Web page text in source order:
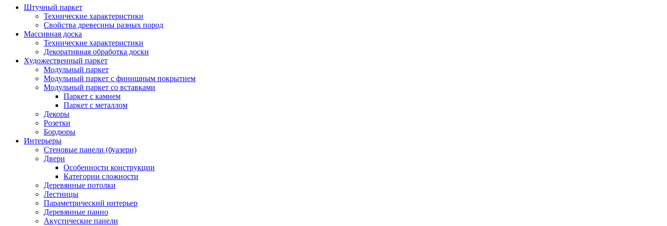
Штучный паркет
Технические характеристики
Свойства древесины разных пород
Массивная доска
Технические характеристики
Декоративная обработка доски
Художественный паркет
Модульный паркет
Модульный паркет с финишным покрытием
Модульный паркет со вставками
Паркет с камнем
Паркет с металлом
Декоры
Розетки
Бордюры
Интерьеры
Стеновые панели (буазери)
Двери
Особенности конструкции
Категории сложности
Деревянные потолки
Лестницы
Параметрический интерьер
Деревянные панно
Акустические панели